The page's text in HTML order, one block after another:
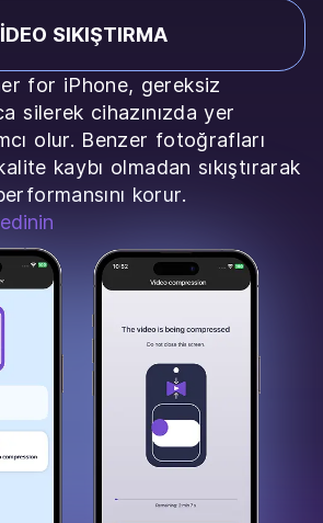
SIKIŞTIRMA
for iPhone, gereksiz
silerek cihazınızda yer
olur. Benzer fotoğrafları
kaybı olmadan sıkıştırarak
korur.